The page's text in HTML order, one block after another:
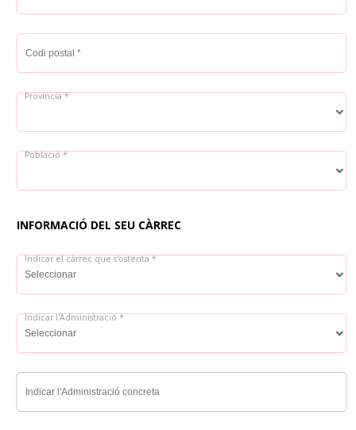
Codi postal *
Província *
Població *
INFORMACIÓ DEL SEU CÀRREC
Indicar el càrrec que s'ostenta *
Indicar l'Administració *
Indicar l'Administració concreta